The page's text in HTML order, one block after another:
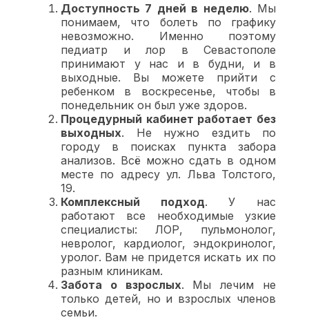
Доступность 7 дней в неделю. Мы
понимаем, что болеть по графику
невозможно. Именно поэтому
педиатр и лор в Севастополе
принимают у нас и в будни, и в
выходные. Вы можете прийти с
ребенком в воскресенье, чтобы в
понедельник он был уже здоров.
Процедурный кабинет работает без
выходных. Не нужно ездить по
городу в поисках пункта забора
анализов. Всё можно сдать в одном
месте по адресу ул. Льва Толстого,
19.
Комплексный подход. У нас
работают все необходимые узкие
специалисты: ЛОР, пульмонолог,
невролог, кардиолог, эндокринолог,
уролог. Вам не придется искать их по
разным клиникам.
Забота о взрослых. Мы лечим не
только детей, но и взрослых членов
семьи.